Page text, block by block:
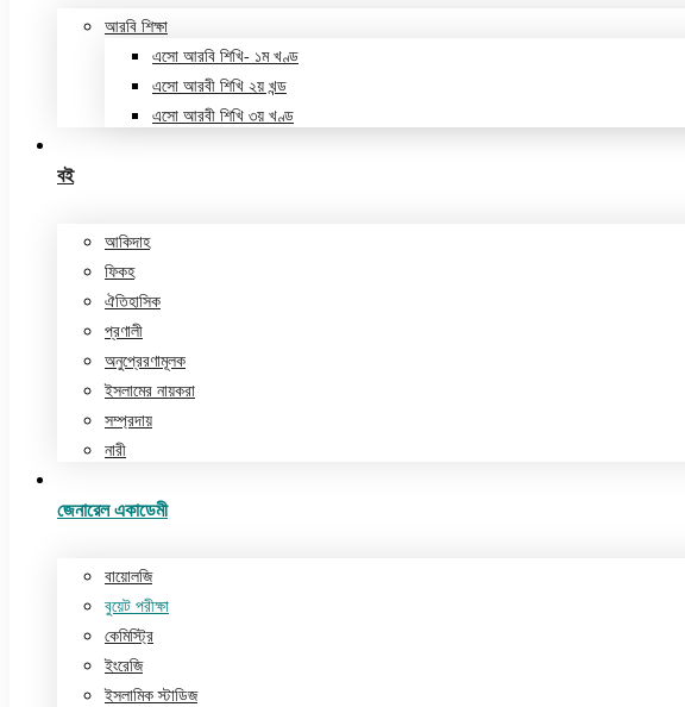
আরবি শিক্ষা
এসো আরবি শিখি- ১ম খণ্ড
এসো আরবী শিখি ২য় খন্ড
এসো আরবী শিখি ৩য় খণ্ড
বই
আকিদাহ
ফিকহ
ঐতিহাসিক
প্রণালী
অনুপ্রেরণামূলক
ইসলামের নায়করা
সম্প্রদায়
নারী
জেনারেল একাডেমী
বায়োলজি
বুয়েট পরীক্ষা
কেমিস্ট্রি
ইংরেজি
ইসলামিক স্টাডিজ